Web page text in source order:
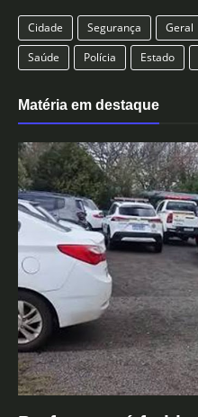
Cidade Segurança Geral
Saúde
Polícia Estado
Matéria em destaque